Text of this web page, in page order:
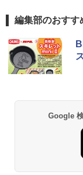
編集部のおすす
Google